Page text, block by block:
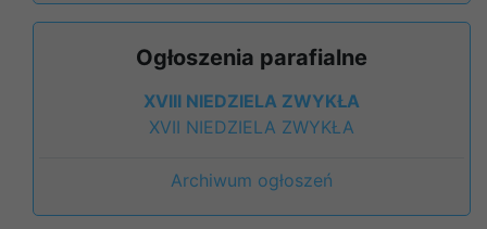
Ogłoszenia parafialne
XVIII NIEDZIELA ZWYKŁA
XVII NIEDZIELA ZWYKŁA
Archiwum ogłoszeń